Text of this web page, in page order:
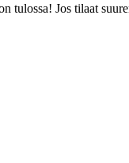
tulossa! Jos tilaat